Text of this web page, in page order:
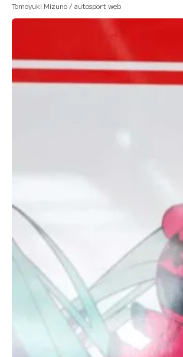
Tomoyuki Mizuno / autosport web